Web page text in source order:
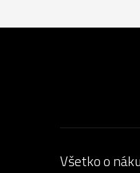
Všetko o